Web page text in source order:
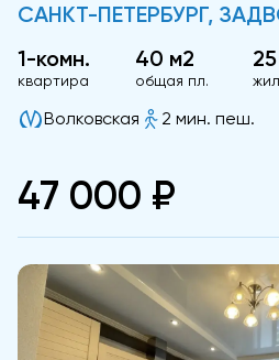
САНКТ-ПЕТЕРБУРГ,
1-комн.
квартира
40 м2
общая пл.
Волковская 2 мин. пеш.
47 000 ₽